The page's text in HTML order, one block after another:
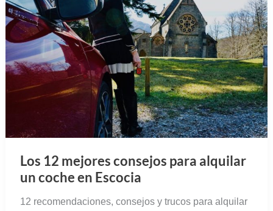
Los 12 mejores consejos para alquilar
un coche en Escocia
12 recomendaciones, consejos y trucos para alquilar